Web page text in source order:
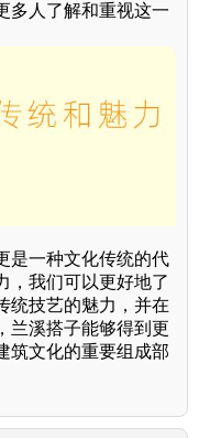
多人了解和重视这一
是一种文化传统的代
，我们可以更好地了
统技艺的魅力，并在
兰溪搭子能够得到更
筑文化的重要组成部